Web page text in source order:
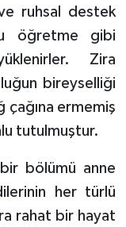
ruhsal destek
öğretme gibi
Zira
bireyselliği
çağına ermemiş
tutulmuştur.
bir bölümü anne
her türlü
rahat bir hayat